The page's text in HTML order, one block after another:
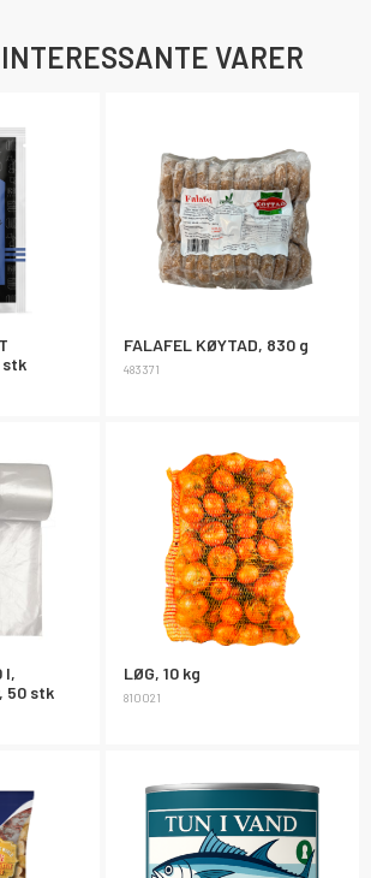
VARER
stk
FALAFEL KØYTAD, 830 g
483371
l,
50 stk
LØG, 10 kg
810021